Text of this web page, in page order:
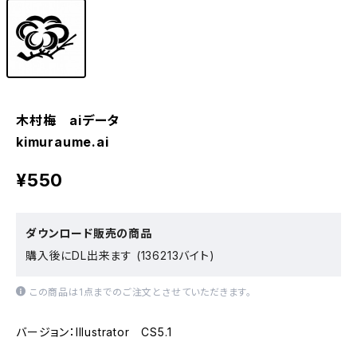
木村梅 aiデータ
kimuraume.ai
¥550
ダウンロード販売の商品
購入後にDL出来ます (136213バイト)
この商品は1点までのご注文とさせていただきます。
バージョン：Illustrator CS5.1